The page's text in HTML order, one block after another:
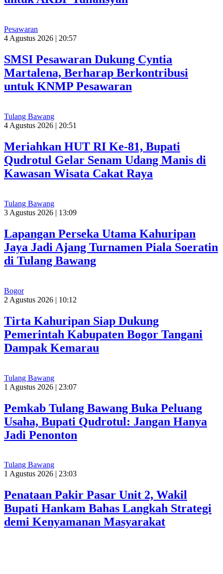
Pesawaran
4 Agustus 2026 | 20:57
SMSI Pesawaran Dukung Cyntia
Martalena, Berharap Berkontribusi
untuk KNMP Pesawaran
Tulang Bawang
4 Agustus 2026 | 20:51
Meriahkan HUT RI Ke-81, Bupati
Qudrotul Gelar Senam Udang Manis di
Kawasan Wisata Cakat Raya
Tulang Bawang
3 Agustus 2026 | 13:09
Lapangan Perseka Utama Kahuripan
Jaya Jadi Ajang Turnamen Piala Soeratin
di Tulang Bawang
Bogor
2 Agustus 2026 | 10:12
Tirta Kahuripan Siap Dukung
Pemerintah Kabupaten Bogor Tangani
Dampak Kemarau
Tulang Bawang
1 Agustus 2026 | 23:07
Pemkab Tulang Bawang Buka Peluang
Usaha, Bupati Qudrotul: Jangan Hanya
Jadi Penonton
Tulang Bawang
1 Agustus 2026 | 23:03
Penataan Pakir Pasar Unit 2, Wakil
Bupati Hankam Bahas Langkah Strategi
demi Kenyamanan Masyarakat